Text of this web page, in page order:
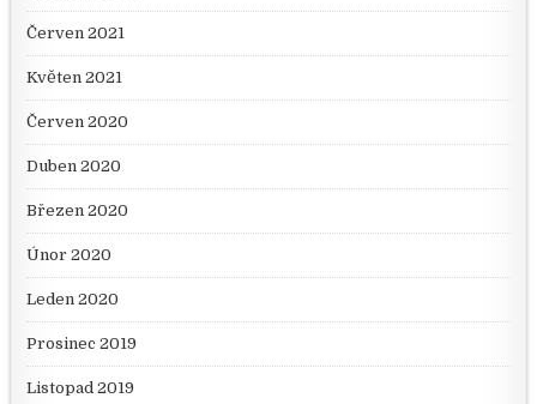
Červen 2021
Květen 2021
Červen 2020
Duben 2020
Březen 2020
Únor 2020
Leden 2020
Prosinec 2019
Listopad 2019